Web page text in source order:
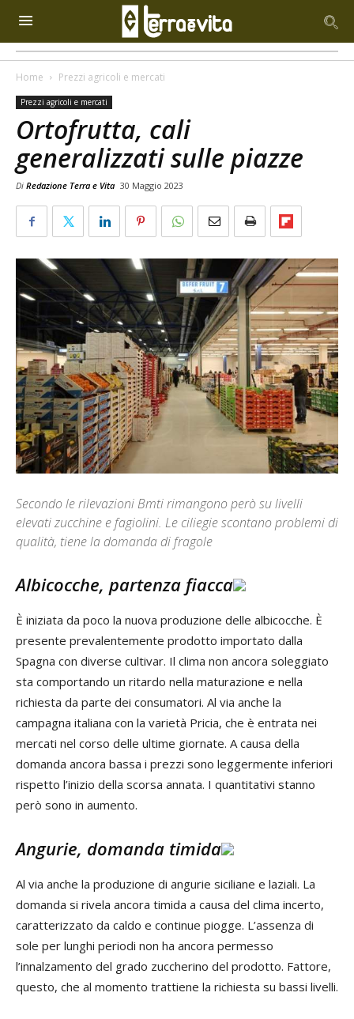
Home Prezzi agricoli e mercati
Prezzi agricoli e mercati
Ortofrutta, cali
generalizzati sulle piazze
Di Redazione Terra e Vita 30 Maggio 2023
Secondo le rilevazioni Bmti rimangono però su livelli
elevati zucchine e fagiolini. Le ciliegie scontano problemi di
qualità, tiene la domanda di fragole
Albicocche, partenza fiacca
È iniziata da poco la nuova produzione delle albicocche. È
presente prevalentemente prodotto importato dalla
Spagna con diverse cultivar. Il clima non ancora soleggiato
sta comportando un ritardo nella maturazione e nella
richiesta da parte dei consumatori. Al via anche la
campagna italiana con la varietà Pricia, che è entrata nei
mercati nel corso delle ultime giornate. A causa della
domanda ancora bassa i prezzi sono leggermente inferiori
rispetto l’inizio della scorsa annata. I quantitativi stanno
però sono in aumento.
Angurie, domanda timida
Al via anche la produzione di angurie siciliane e laziali. La
domanda si rivela ancora timida a causa del clima incerto,
caratterizzato da caldo e continue piogge. L’assenza di
sole per lunghi periodi non ha ancora permesso
l’innalzamento del grado zuccherino del prodotto. Fattore,
questo, che al momento trattiene la richiesta su bassi livelli.